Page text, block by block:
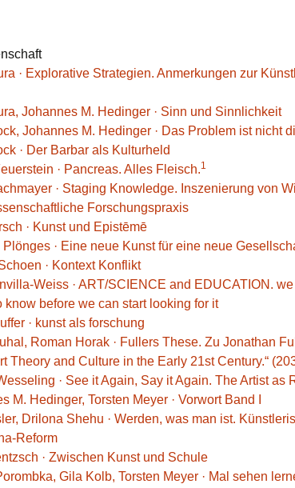
· Explorative Strategien. Anmerkungen zur
Johannes M. Hedinger · Sinn und Sinnlichkeit
Johannes M. Hedinger · Das Problem ist nicht
· Der Barbar als Kulturheld
· Pancreas. Alles Fleisch.1
· Staging Knowledge. Inszenierung von
Forschungspraxis
· Kunst und Epistēmē
Plönges · Eine neue Kunst für eine neue
· Kontext Konflikt
Weiss · ART/SCIENCE and EDUCATION.
know before we can start looking for it
· kunst als forschung
Roman Horak · Fullers These. Zu Jonathan
Theory and Culture in the Early 21st Century.“
· See it Again, Say it Again. The Artist as
M. Hedinger, Torsten Meyer · Vorwort Band I
Drilona Shehu · Werden, was man ist.
Reform
· Zwischen Kunst und Schule
Gila Kolb, Torsten Meyer · Mal sehen